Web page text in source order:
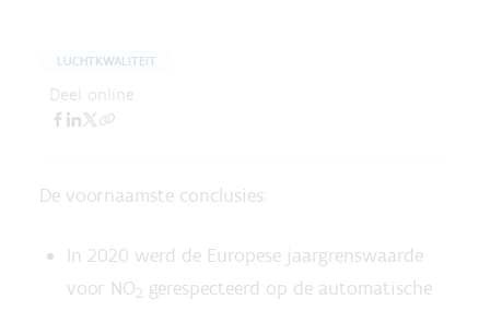
LUCHTKWALITEIT
Deel online
De voornaamste conclusies:
In 2020 werd de Europese jaargrenswaarde
voor NO2 gerespecteerd op de automatische